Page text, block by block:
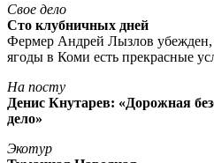
Свое дело
Сто клубничных дней
Фермер Андрей Лызлов убежден,
ягоды в Коми есть прекрасные
На посту
Денис Кнутарев: «Дорожная
дело»
Экотур